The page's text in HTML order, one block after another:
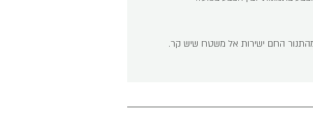
מהתנור החם ישירות אל משטח שיש קר.